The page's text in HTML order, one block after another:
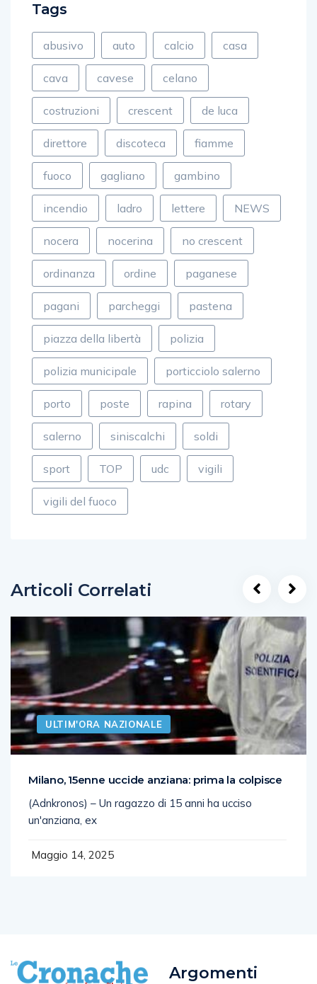
Tags
abusivo auto calcio casa
cava cavese celano
costruzioni crescent de luca
direttore discoteca fiamme
fuoco gagliano gambino
incendio ladro lettere NEWS
nocera nocerina no crescent
ordinanza ordine paganese
pagani parcheggi pastena
piazza della libertà polizia
polizia municipale porticciolo salerno
porto poste rapina rotary
salerno siniscalchi soldi
sport TOP udc vigili
vigili del fuoco
Articoli Correlati
ULTIM'ORA NAZIONALE
Milano, 15enne uccide anziana: prima la colpisce
(Adnkronos) – Un ragazzo di 15 anni ha ucciso
un'anziana, ex
Maggio 14, 2025
Argomenti